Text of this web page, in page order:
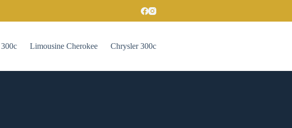
Limousine Cherokee Chrysler 300c